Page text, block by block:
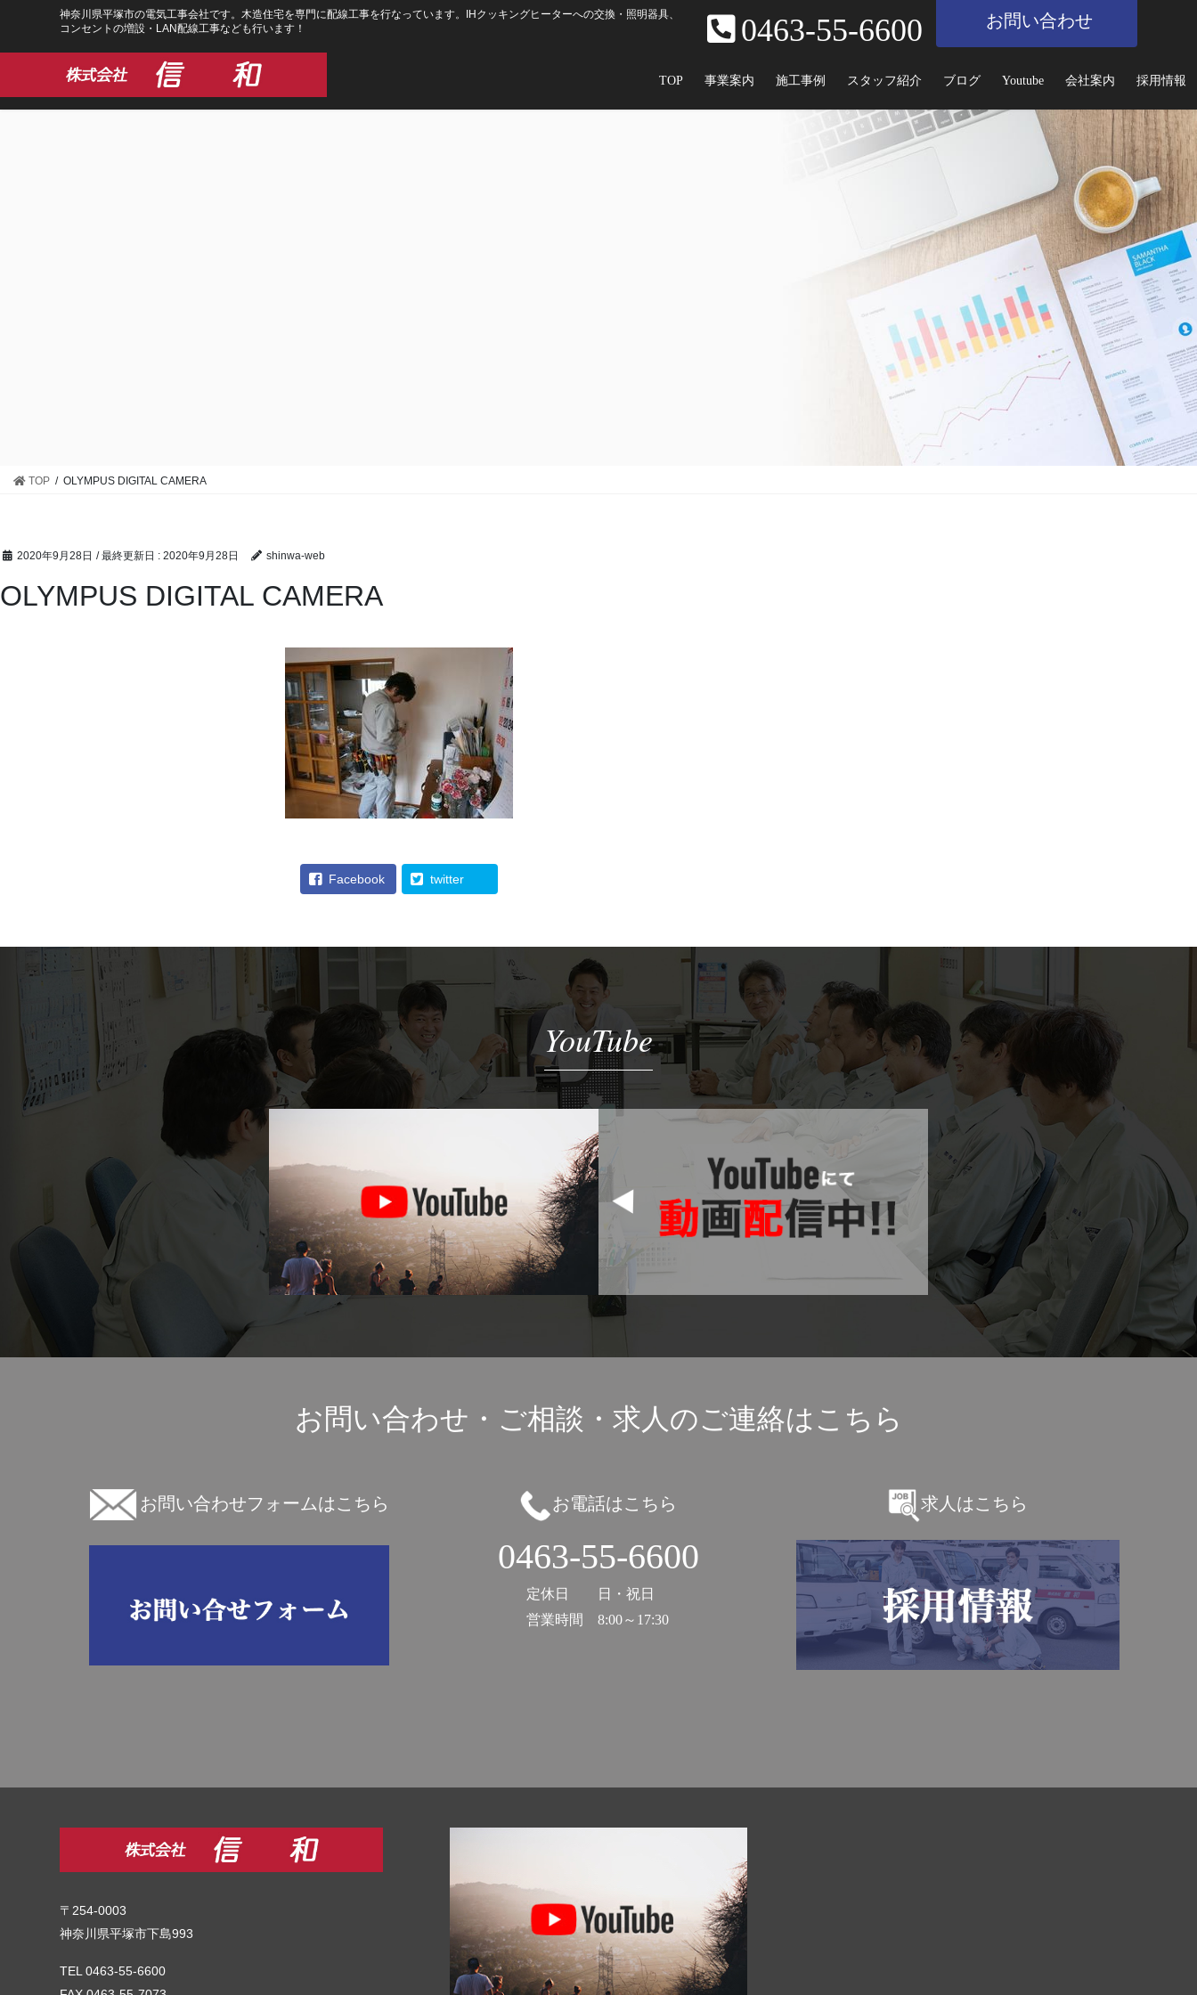
テ
ツ
ゲ
シ
神奈川県平塚市の電気工事会社です。木造住宅を専門に配線工事を行なっています。IHクッキングヒーターへの交換・照明器具、
コンセントの増設・LAN配線工事なども行います！
0463-55-6600 お問い合わせ
TOP 事業案内 施工事例 スタッフ紹介 ブログ Youtube 会社案内 採用情報
TOP OLYMPUS DIGITAL CAMERA
2020年9月28日 / 最終更新日 : 2020年9月28日 shinwa-web
OLYMPUS DIGITAL CAMERA
Facebook twitter
YouTube
お問い合わせ・ご相談・ 求人のご連絡はこちら
お問い合わせフォームはこちら お電話はこちら
0463-55-6600
定休日
日・祝日
営業時間
8:00～17:30
求人はこちら
〒254-0003
神奈川県平塚市下島993
TEL 0463-55-6600